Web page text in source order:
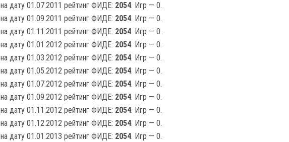
на дату 01.07.2011 рейтинг ФИДЕ: 2054. Игр — 0.
на дату 01.09.2011 рейтинг ФИДЕ: 2054. Игр — 0.
на дату 01.11.2011 рейтинг ФИДЕ: 2054. Игр — 0.
на дату 01.01.2012 рейтинг ФИДЕ: 2054. Игр — 0.
на дату 01.03.2012 рейтинг ФИДЕ: 2054. Игр — 0.
на дату 01.05.2012 рейтинг ФИДЕ: 2054. Игр — 0.
на дату 01.07.2012 рейтинг ФИДЕ: 2054. Игр — 0.
на дату 01.09.2012 рейтинг ФИДЕ: 2054. Игр — 0.
на дату 01.11.2012 рейтинг ФИДЕ: 2054. Игр — 0.
на дату 01.12.2012 рейтинг ФИДЕ: 2054. Игр — 0.
на дату 01.01.2013 рейтинг ФИДЕ: 2054. Игр — 0.